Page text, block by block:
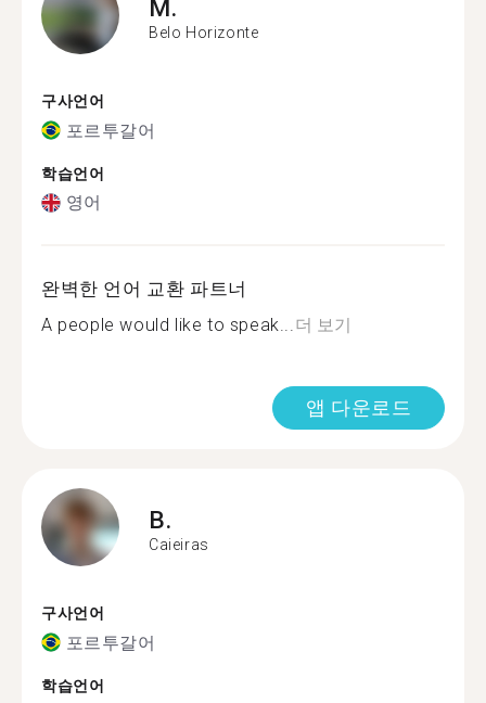
M.
Belo Horizonte
구사언어
포르투갈어
학습언어
영어
완벽한 언어 교환 파트너
A people would like to speak...더 보기
앱 다운로드
B.
Caieiras
구사언어
포르투갈어
학습언어